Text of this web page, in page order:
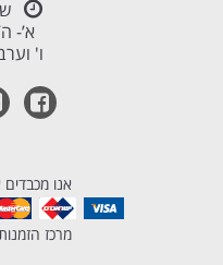
א’- ה’ :
ו' וערב חג:
אנו
מרכז